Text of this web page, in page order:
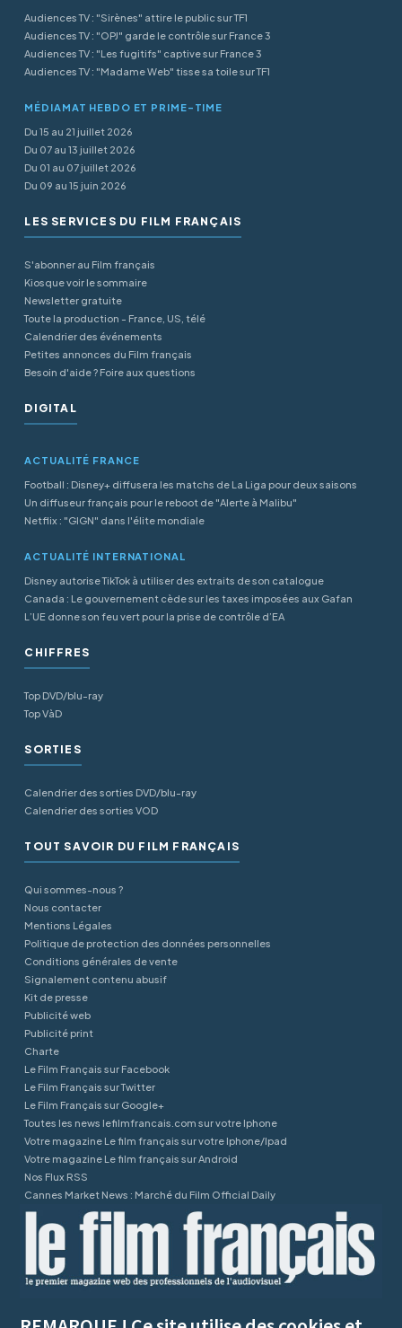
Audiences TV : "Sirènes" attire le public sur TF1
Audiences TV : "OPJ" garde le contrôle sur France 3
Audiences TV : "Les fugitifs" captive sur France 3
Audiences TV : "Madame Web" tisse sa toile sur TF1
MÉDIAMAT HEBDO ET PRIME-TIME
Du 15 au 21 juillet 2026
Du 07 au 13 juillet 2026
Du 01 au 07 juillet 2026
Du 09 au 15 juin 2026
LES SERVICES DU FILM FRANÇAIS
S'abonner au Film français
Kiosque voir le sommaire
Newsletter gratuite
Toute la production - France, US, télé
Calendrier des événements
Petites annonces du Film français
Besoin d'aide ? Foire aux questions
DIGITAL
ACTUALITÉ FRANCE
Football : Disney+ diffusera les matchs de La Liga pour deux saisons
Un diffuseur français pour le reboot de "Alerte à Malibu"
Netflix : "GIGN" dans l'élite mondiale
ACTUALITÉ INTERNATIONAL
Disney autorise TikTok à utiliser des extraits de son catalogue
Canada : Le gouvernement cède sur les taxes imposées aux Gafan
L’UE donne son feu vert pour la prise de contrôle d’EA
CHIFFRES
Top DVD/blu-ray
Top VàD
SORTIES
Calendrier des sorties DVD/blu-ray
Calendrier des sorties VOD
TOUT SAVOIR DU FILM FRANÇAIS
Qui sommes-nous ?
Nous contacter
Mentions Légales
Politique de protection des données personnelles
Conditions générales de vente
Signalement contenu abusif
Kit de presse
Publicité web
Publicité print
Charte
Le Film Français sur Facebook
Le Film Français sur Twitter
Le Film Français sur Google+
Toutes les news lefilmfrancais.com sur votre Iphone
Votre magazine Le film français sur votre Iphone/Ipad
Votre magazine Le film français sur Android
Nos Flux RSS
Cannes Market News : Marché du Film Official Daily